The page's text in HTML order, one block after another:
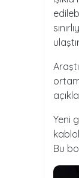
Yeni
Bu